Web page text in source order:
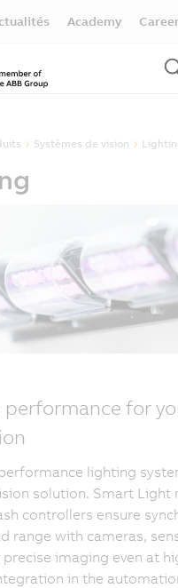
Academy Career
Systèmes de vision
for
lighting
solution. Smart Light
controllers ensure
range with cameras,
precise imaging even at
in the